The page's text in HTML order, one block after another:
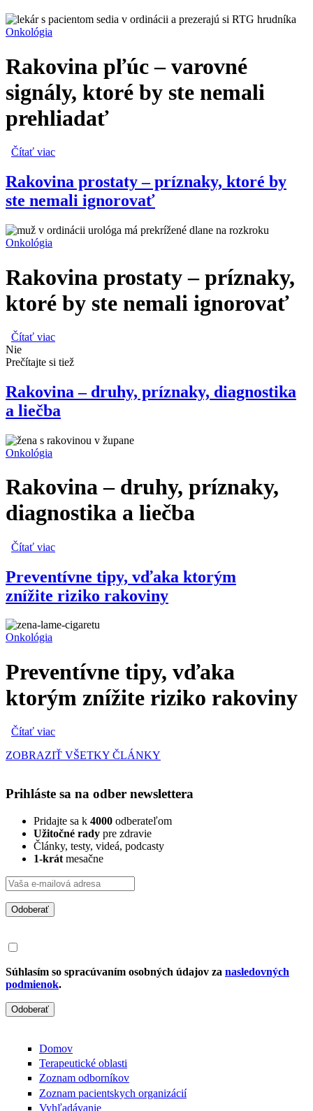
Onkológia
Rakovina pľúc – varovné
signály, ktoré by ste nemali
prehliadať
Čítať viac
Rakovina prostaty – príznaky, ktoré by
ste nemali ignorovať
Onkológia
Rakovina prostaty – príznaky,
ktoré by ste nemali ignorovať
Čítať viac
Nie
Prečítajte si tiež
Rakovina – druhy, príznaky, diagnostika
a liečba
Onkológia
Rakovina – druhy, príznaky,
diagnostika a liečba
Čítať viac
Preventívne tipy, vďaka ktorým
znížite riziko rakoviny
Onkológia
Preventívne tipy, vďaka
ktorým znížite riziko rakoviny
Čítať viac
ZOBRAZIŤ VŠETKY ČLÁNKY
Prihláste sa na odber newslettera
Pridajte sa k 4000 odberateľom
Užitočné rady pre zdravie
Články, testy, videá, podcasty
1-krát mesačne
Odoberať
Súhlasím so spracúvaním osobných údajov za nasledovných
podmienok.
Odoberať
Domov
Terapeutické oblasti
Zoznam odborníkov
Zoznam pacientskych organizácií
Vyhľadávanie